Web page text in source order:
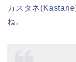
カスタネ
ね。